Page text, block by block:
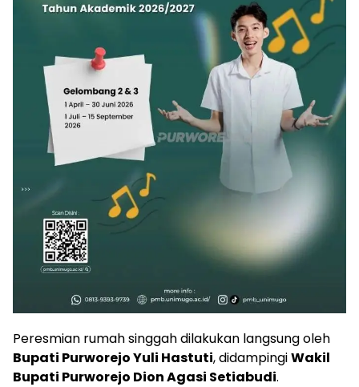
Peresmian rumah singgah dilakukan langsung oleh
Bupati Purworejo Yuli Hastuti, didampingiWakil
Bupati Purworejo Dion Agasi Setiabudi.